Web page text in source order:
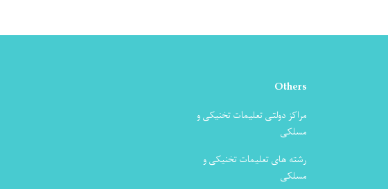
Others
مراکز دولتی تعلیمات تخنیکی و
مسلکی
رشته های تعلیمات تخنیکی و
مسلکی